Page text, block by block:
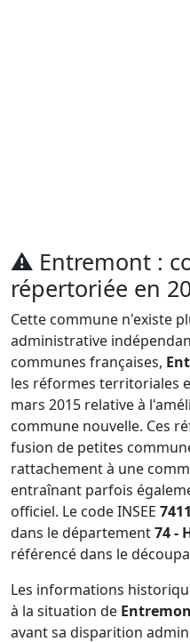
⚠️ Entremont :
répertoriée en
Cette commune n'existe
administrative
communes françaises,
les réformes territoriales
mars 2015 relative à
commune nouvelle. Ces
fusion de petites
rattachement à une
entraînant parfois
officiel. Le code INSEE
dans le département74 -
référencé dans le
Les informations
à la situation de
avant sa disparition